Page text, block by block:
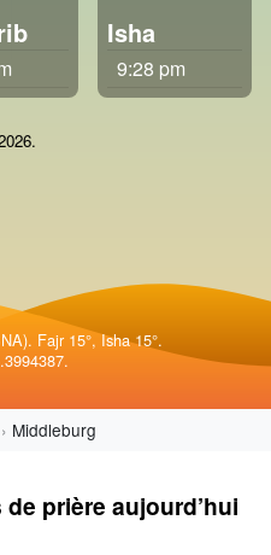
Isha
9:28 pm
.
Fajr 15°, Isha 15°.
Middleburg
prière aujourd’hui